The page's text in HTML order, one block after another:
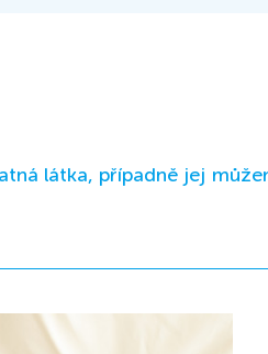
látka, případně jej